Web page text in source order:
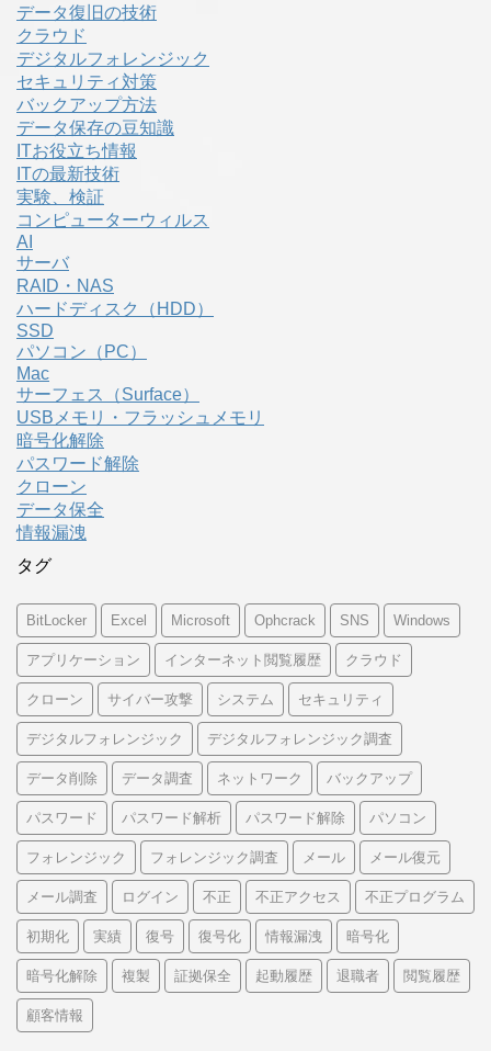
データ復旧の技術
クラウド
デジタルフォレンジック
セキュリティ対策
バックアップ方法
データ保存の豆知識
ITお役立ち情報
ITの最新技術
実験、検証
コンピューターウィルス
AI
サーバ
RAID・NAS
ハードディスク（HDD）
SSD
パソコン（PC）
Mac
サーフェス（Surface）
USBメモリ・フラッシュメモリ
暗号化解除
パスワード解除
クローン
データ保全
情報漏洩
タグ
BitLocker Excel Microsoft Ophcrack SNS Windows
アプリケーション インターネット閲覧履歴 クラウド
クローン サイバー攻撃 システム セキュリティ
デジタルフォレンジック デジタルフォレンジック調査
データ削除 データ調査 ネットワーク バックアップ
パスワード パスワード解析 パスワード解除 パソコン
フォレンジック フォレンジック調査 メール メール復元
メール調査 ログイン 不正 不正アクセス 不正プログラム
初期化 実績 復号 復号化 情報漏洩 暗号化
暗号化解除 複製 証拠保全 起動履歴 退職者 閲覧履歴
顧客情報